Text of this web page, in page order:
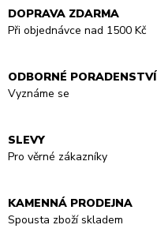
DOPRAVA ZDARMA
Při objednávce nad 1500 Kč
ODBORNÉ PORADENSTVÍ
Vyznáme se
SLEVY
Pro věrné zákazníky
KAMENNÁ PRODEJNA
Spousta zboží skladem